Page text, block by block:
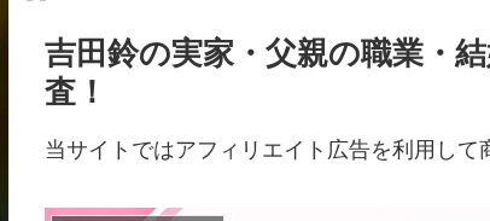
吉田鈴の実家・父親の職業・
査！
当サイトではアフィリエイト広告を利用して